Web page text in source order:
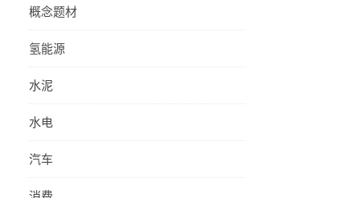
概念题材
氢能源
水泥
水电
汽车